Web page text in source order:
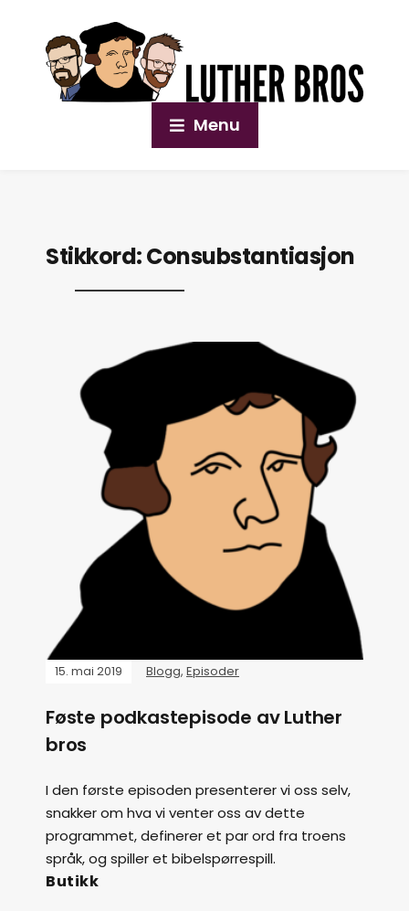
Menu
Stikkord:Consubstantiasjon
15. mai 2019 Blogg, Episoder
Føste podkastepisode av Luther
bros
I den første episoden presenterer vi oss selv,
snakker om hva vi venter oss av dette
programmet, definerer et par ord fra troens
språk, og spiller et bibelspørrespill.
Butikk